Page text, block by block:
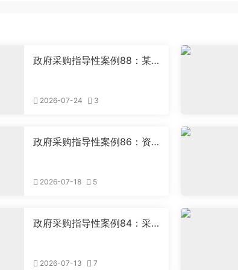
政府采购指导性案例88：某
2026-07-24 3
政府采购指导性案例86：资
2026-07-18 5
政府采购指导性案例84：采
2026-07-13 7